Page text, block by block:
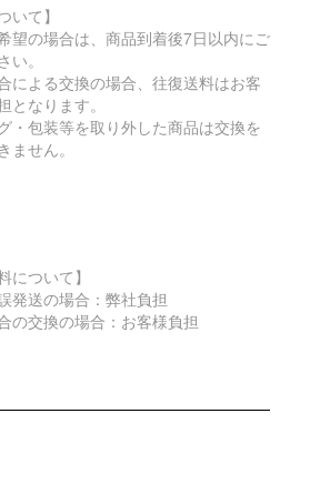
いて】
望の場合は、商品到着後7日以内にご
い。
による交換の場合、往復送料はお客
となります。
・包装等を取り外した商品は交換を
ません。
について】
発送の場合：弊社負担
の交換の場合：お客様負担